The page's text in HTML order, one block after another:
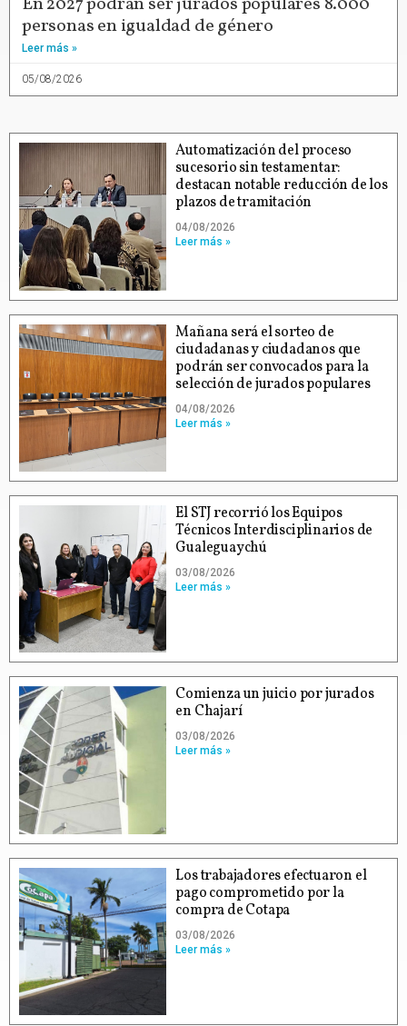
personas en igualdad de género
Leer más »
05/08/2026
Automatización del proceso
sucesorio sin testamentar:
destacan notable reducción de los
plazos de tramitación
04/08/2026
Leer más »
Mañana será el sorteo de
ciudadanas y ciudadanos que
podrán ser convocados para la
selección de jurados populares
04/08/2026
Leer más »
El STJ recorrió los Equipos
Técnicos Interdisciplinarios de
Gualeguaychú
03/08/2026
Leer más »
Comienza un juicio por jurados
en Chajarí
03/08/2026
Leer más »
Los trabajadores efectuaron el
pago comprometido por la
compra de Cotapa
03/08/2026
Leer más »